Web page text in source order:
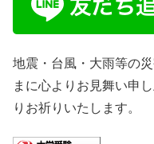
地震・台風・大雨等の
まに心よりお見舞い申
りお祈りいたします。